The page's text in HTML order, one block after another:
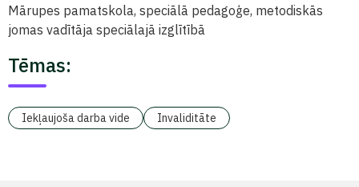
Mārupes pamatskola, speciālā pedagoģe, metodiskās
jomas vadītāja speciālajā izglītībā
Tēmas:
Iekļaujoša darba vide Invaliditāte